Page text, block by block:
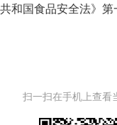
国食品安全法》
扫一扫在手机上查看